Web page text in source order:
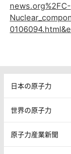
news.org%2FC-
日本の原子力
世界の原子力
原子力産業新聞